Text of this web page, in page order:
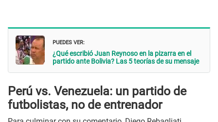
PUEDES VER:
¿Qué escribió Juan Reynoso en la pizarra en el
partido ante Bolivia? Las 5 teorías de su mensaje
Perú vs. Venezuela: un partido de
futbolistas, no de entrenador